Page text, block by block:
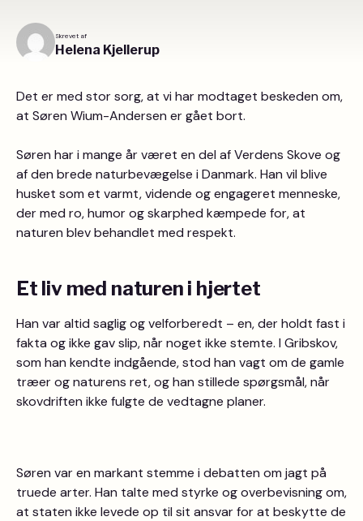
Skrevet af
Helena Kjellerup
Det er med stor sorg, at vi har modtaget beskeden om,
at Søren Wium-Andersen er gået bort.
Søren har i mange år været en del af Verdens Skove og
af den brede naturbevægelse i Danmark. Han vil blive
husket som et varmt, vidende og engageret menneske,
der med ro, humor og skarphed kæmpede for, at
naturen blev behandlet med respekt.
Et liv med naturen i hjertet
Han var altid saglig og velforberedt – en, der holdt fast i
fakta og ikke gav slip, når noget ikke stemte. I Gribskov,
som han kendte indgående, stod han vagt om de gamle
træer og naturens ret, og han stillede spørgsmål, når
skovdriften ikke fulgte de vedtagne planer.
Søren var en markant stemme i debatten om jagt på
truede arter. Han talte med styrke og overbevisning om,
at staten ikke levede op til sit ansvar for at beskytte de